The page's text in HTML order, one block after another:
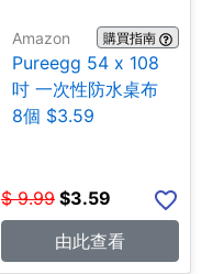
Amazon 購買指南
Pureegg 54 x 108
吋 一次性防水桌布
8個 $3.59
$ 9.99 $3.59
由此查看